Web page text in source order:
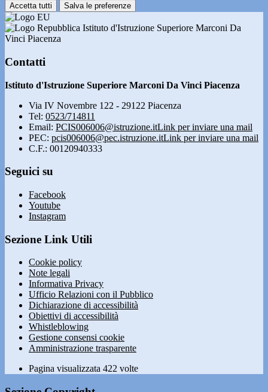
Accetta tutti Salva le preferenze
Istituto d'Istruzione Superiore Marconi Da
Vinci Piacenza
Contatti
Istituto d'Istruzione Superiore Marconi Da Vinci Piacenza
Via IV Novembre 122 - 29122 Piacenza
Tel: 0523/714811
Email: PCIS006006@istruzione.itLink per inviare una mail
PEC: pcis006006@pec.istruzione.itLink per inviare una mail
C.F.: 00120940333
Seguici su
Facebook
Youtube
Instagram
Sezione Link Utili
Cookie policy
Note legali
Informativa Privacy
Ufficio Relazioni con il Pubblico
Dichiarazione di accessibilità
Obiettivi di accessibilità
Whistleblowing
Gestione consensi cookie
Amministrazione trasparente
Pagina visualizzata 422 volte